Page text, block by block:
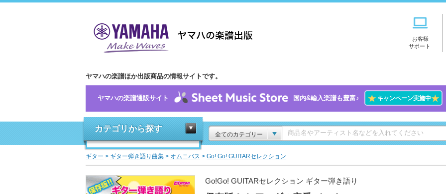
お客様
サポート
ヤマハの楽譜ほか出版商品の情報サイトです。
ヤマハの楽譜通販サイト 国内&輸入楽譜も豊富♪ ★キャンペーン実施中★
カテゴリから探す
全てのカテゴリー
ギター > ギター弾き語り曲集 > オムニバス > Go! Go! GUITARセレクション
Go!Go! GUITARセレクション ギター弾き語り